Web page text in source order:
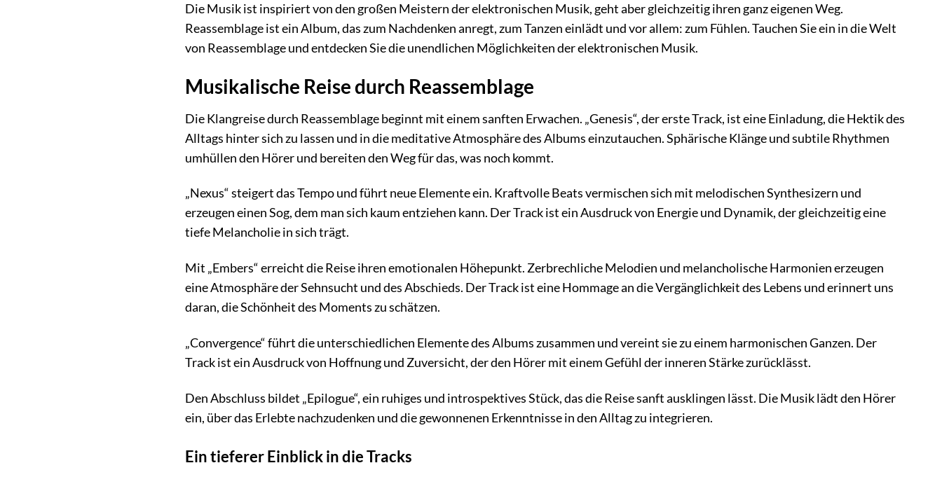
Die Musik ist inspiriert von den großen Meistern der elektronischen Musik, geht aber gleichzeitig ihren ganz eigenen Weg.
Reassemblage ist ein Album, das zum Nachdenken anregt, zum Tanzen einlädt und vor allem: zum Fühlen. Tauchen Sie ein in die Welt
von Reassemblage und entdecken Sie die unendlichen Möglichkeiten der elektronischen Musik.
Musikalische Reise durch Reassemblage
Die Klangreise durch Reassemblage beginnt mit einem sanften Erwachen. „Genesis“, der erste Track, ist eine Einladung, die Hektik des
Alltags hinter sich zu lassen und in die meditative Atmosphäre des Albums einzutauchen. Sphärische Klänge und subtile Rhythmen
umhüllen den Hörer und bereiten den Weg für das, was noch kommt.
„Nexus“ steigert das Tempo und führt neue Elemente ein. Kraftvolle Beats vermischen sich mit melodischen Synthesizern und
erzeugen einen Sog, dem man sich kaum entziehen kann. Der Track ist ein Ausdruck von Energie und Dynamik, der gleichzeitig eine
tiefe Melancholie in sich trägt.
Mit „Embers“ erreicht die Reise ihren emotionalen Höhepunkt. Zerbrechliche Melodien und melancholische Harmonien erzeugen
eine Atmosphäre der Sehnsucht und des Abschieds. Der Track ist eine Hommage an die Vergänglichkeit des Lebens und erinnert uns
daran, die Schönheit des Moments zu schätzen.
„Convergence“ führt die unterschiedlichen Elemente des Albums zusammen und vereint sie zu einem harmonischen Ganzen. Der
Track ist ein Ausdruck von Hoffnung und Zuversicht, der den Hörer mit einem Gefühl der inneren Stärke zurücklässt.
Den Abschluss bildet „Epilogue“, ein ruhiges und introspektives Stück, das die Reise sanft ausklingen lässt. Die Musik lädt den Hörer
ein, über das Erlebte nachzudenken und die gewonnenen Erkenntnisse in den Alltag zu integrieren.
Ein tieferer Einblick in die Tracks